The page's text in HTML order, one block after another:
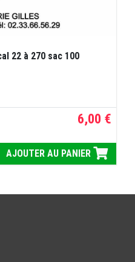
22 à 270 sac 100
6,00 €
AJOUTER AU PANIER